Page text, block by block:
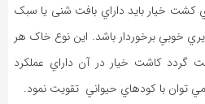
کشت خيار بايد داراي بافت شنی یا سبک
خوبي برخوردار باشد. اين نوع خاک هر
گردد کاشت خيار در آن داراي عملکرد
توان با کودهاي حيواني تقویت نمود.